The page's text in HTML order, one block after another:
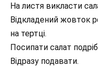
На листя викласти
Відкладений жовток
на тертці.
Посипати салат
Відразу подавати.